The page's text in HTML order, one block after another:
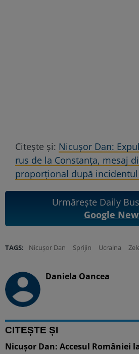
Citește și: Nicușor Dan:
rus de la Constanța, mesaj
proporțional după incidentul
Urmărește Daily
Google
TAGS: Nicușor Dan Sprijin Ucraina
Daniela Oancea
CITEȘTE ȘI
Nicușor Dan: Accesul României